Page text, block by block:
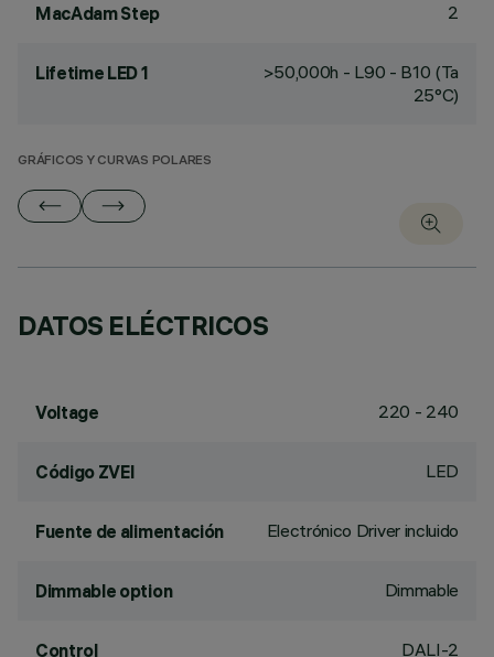
MacAdam Step 2
Lifetime LED 1
>50,000h - L90 - B10 (Ta
25°C)
GRÁFICOS Y CURVAS POLARES
DATOS ELÉCTRICOS
Voltage 220 - 240
Código ZVEI LED
Fuente de alimentación Electrónico Driver incluido
Dimmable option Dimmable
Control DALI-2